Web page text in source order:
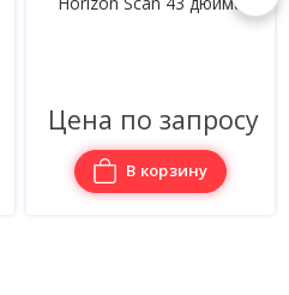
Цена по запросу
В корзину